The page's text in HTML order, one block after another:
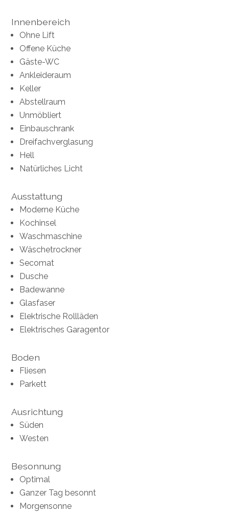
Innenbereich
Ohne Lift
Offene Küche
Gäste-WC
Ankleideraum
Keller
Abstellraum
Unmöbliert
Einbauschrank
Dreifachverglasung
Hell
Natürliches Licht
Ausstattung
Moderne Küche
Kochinsel
Waschmaschine
Wäschetrockner
Secomat
Dusche
Badewanne
Glasfaser
Elektrische Rollläden
Elektrisches Garagentor
Boden
Fliesen
Parkett
Ausrichtung
Süden
Westen
Besonnung
Optimal
Ganzer Tag besonnt
Morgensonne